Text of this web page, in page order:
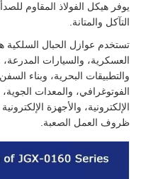
يوفر هيكل الفولاذ المقاوم
التآكل والمتانة.
تستخدم عوازل الحبال السلكية
العسكرية، والسيارات المدرعة،
والتطبيقات البحرية، وبناء
الفوتوغرافي، والمعدات الجوية،
الإلكترونية، والأجهزة
ظروف العمل الصعبة.